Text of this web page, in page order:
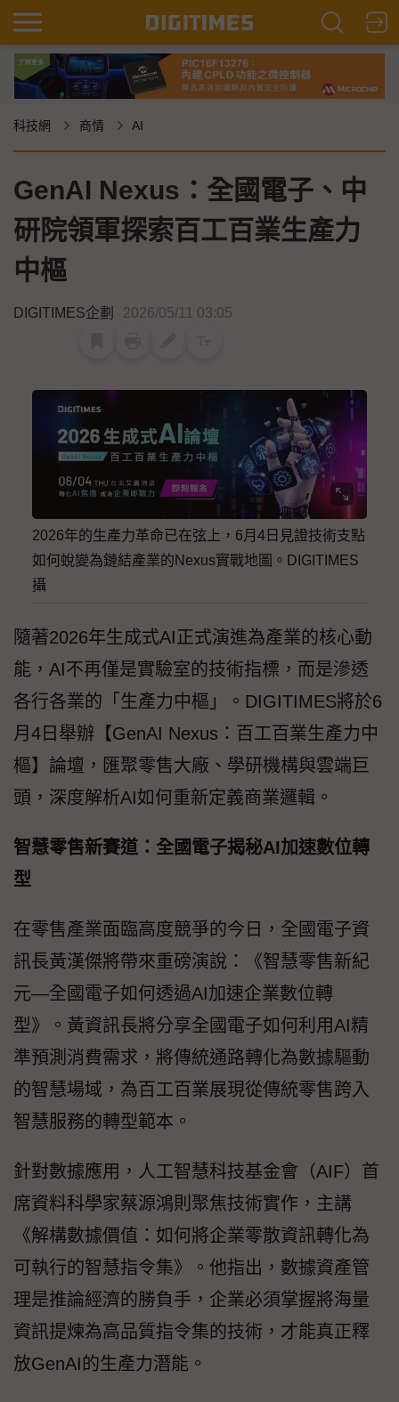
科技網 商情 AI
GenAI Nexus：全國電子、中
研院領軍探索百工百業生產力
中樞
DIGITIMES企劃 2026/05/11 03:05
2026年的生產力革命已在弦上，6月4日見證技術支點
如何蛻變為鏈結產業的Nexus實戰地圖。DIGITIMES
攝
隨著2026年生成式AI正式演進為產業的核心動
能，AI不再僅是實驗室的技術指標，而是滲透
各行各業的「生產力中樞」。DIGITIMES將於6
月4日舉辦【GenAI Nexus：百工百業生產力中
樞】論壇，匯聚零售大廠、學研機構與雲端巨
頭，深度解析AI如何重新定義商業邏輯。
智慧零售新賽道：全國電子揭秘AI加速數位轉
型
在零售產業面臨高度競爭的今日，全國電子資
訊長黃漢傑將帶來重磅演說：《智慧零售新紀
元—全國電子如何透過AI加速企業數位轉
型》。黃資訊長將分享全國電子如何利用AI精
準預測消費需求，將傳統通路轉化為數據驅動
的智慧場域，為百工百業展現從傳統零售跨入
智慧服務的轉型範本。
針對數據應用，人工智慧科技基金會（AIF）首
席資料科學家蔡源鴻則聚焦技術實作，主講
《解構數據價值：如何將企業零散資訊轉化為
可執行的智慧指令集》。他指出，數據資產管
理是推論經濟的勝負手，企業必須掌握將海量
資訊提煉為高品質指令集的技術，才能真正釋
放GenAI的生產力潛能。